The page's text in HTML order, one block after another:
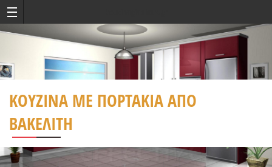
ΚΟΥΖΊΝΑ ΜΕ ΠΟΡΤΆΚΙΑ ΑΠΟ
ΒΑΚΕΛΊΤΗ